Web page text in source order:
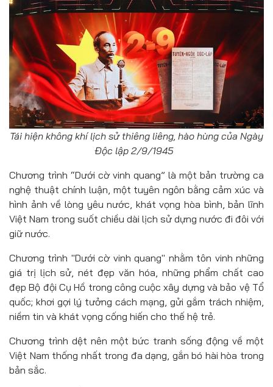
Tái hiện không khí lịch sử thiêng liêng, hào hùng của Ngày
Độc lập 2/9/1945
Chương trình “Dưới cờ vinh quang” là một bản trường ca
nghệ thuật chính luận, một tuyên ngôn bằng cảm xúc và
hình ảnh về lòng yêu nước, khát vọng hòa bình, bản lĩnh
Việt Nam trong suốt chiều dài lịch sử dựng nước đi đôi với
giữ nước.
Chương trình "Dưới cờ vinh quang" nhằm tôn vinh những
giá trị lịch sử, nét đẹp văn hóa, những phẩm chất cao
đẹp Bộ đội Cụ Hồ trong công cuộc xây dựng và bảo vệ Tổ
quốc; khơi gợi lý tưởng cách mạng, gửi gắm trách nhiệm,
niềm tin và khát vọng cống hiến cho thế hệ trẻ.
Chương trình dệt nên một bức tranh sống động về một
Việt Nam thống nhất trong đa dạng, gắn bó hài hòa trong
bản sắc.